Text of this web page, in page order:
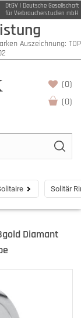
DtGV | Deutsche Gesellschaft
für Verbraucherstudien mbH
Auszeichnung: TOP
(0)
(0)
Solitär
Diamant